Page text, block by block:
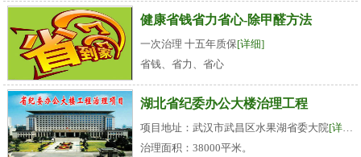
健康省钱省力省心-除甲醛方法
一次治理 十五年质保[详细]
省钱、省力、省心
湖北省纪委办公大楼治理工程
项目地址：武汉市武昌区水果湖省委大院[详细]
治理面积：38000平米。